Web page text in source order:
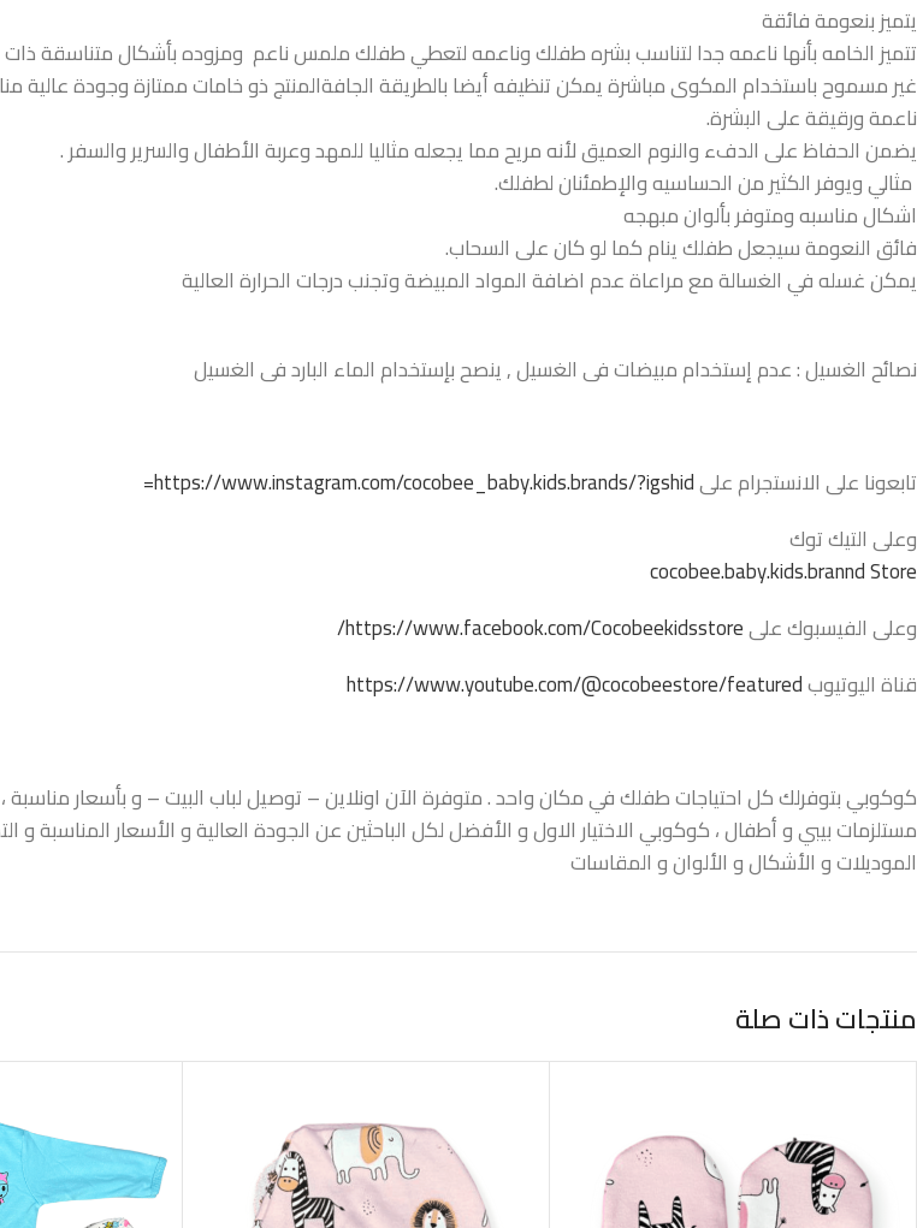
يتميز بنعومة فائقة
تتميز الخامه بأنها ناعمه جدا لتناسب بشره طفلك وناعمه لتعطي طفلك ملمس ناعم ومزوده بأشكال متناسقة
غير مسموح باستخدام المكوى مباشرة يمكن تنظيفه أيضا بالطريقة الجافةالمنتج ذو خامات ممتازة وجودة عالية
ناعمة ورقيقة على البشرة.
يضمن الحفاظ على الدفء والنوم العميق لأنه مريح مما يجعله مثاليا للمهد وعربة الأطفال والسرير والسفر .
مثالي ويوفر الكثير من الحساسيه والإطمئنان لطفلك.
اشكال مناسبه ومتوفر بألوان مبهجه
فائق النعومة سيجعل طفلك ينام كما لو كان على السحاب.
يمكن غسله في الغسالة مع مراعاة عدم اضافة المواد المبيضة وتجنب درجات الحرارة العالية
نصائح الغسيل : عدم إستخدام مبيضات فى الغسيل , ينصح بإستخدام الماء البارد فى الغسيل
تابعونا على الانستجرام علىhttps://www.instagram.com/cocobee_baby.kids.brands/?igshid=
وعلى التيك توك
cocobee.baby.kids.brannd Store
وعلى الفيسبوك علىhttps://www.facebook.com/Cocobeekidsstore/
قناة اليوتيوبhttps://www.youtube.com/@cocobeestore/featured
كوكوبي بتوفرلك كل احتياجات طفلك في مكان واحد . متوفرة الآن اونلاين – توصيل لباب البيت – و بأسعار مناسبة
مستلزمات بيبي و أطفال ، كوكوبي الاختيار الاول و الأفضل لكل الباحثين عن الجودة العالية و الأسعار
الموديلات و الأشكال و الألوان و المقاسات
منتجات ذات صلة